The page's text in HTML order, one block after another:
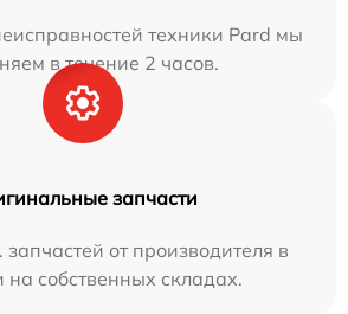
техники Pard мы
в течение 2 часов.
запчасти
от производителя в
на собственных складах.